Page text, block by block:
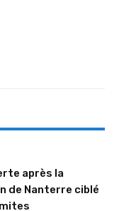
après la
de Nanterre ciblé